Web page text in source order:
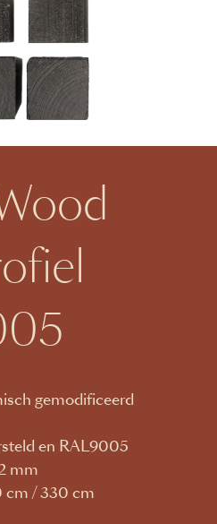
gemodificeerd
en RAL9005
mm
cm / 330 cm